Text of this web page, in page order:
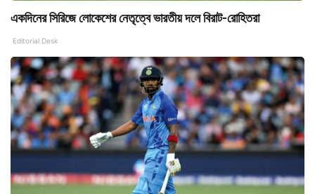
একদিনের সিরিজে লোকেশের নেতৃত্বে ভারতীয় দলে বিরাট-রোহিতরা
Editorial Desk